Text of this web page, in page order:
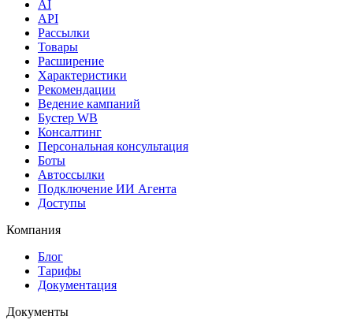
AI
API
Рассылки
Товары
Расширение
Характеристики
Рекомендации
Ведение кампаний
Бустер WB
Консалтинг
Персональная консультация
Боты
Автоссылки
Подключение ИИ Агента
Доступы
Компания
Блог
Тарифы
Документация
Документы